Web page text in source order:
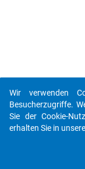
Wir verwenden
Besucherzugriffe.
Sie der Cookie-
erhalten Sie in